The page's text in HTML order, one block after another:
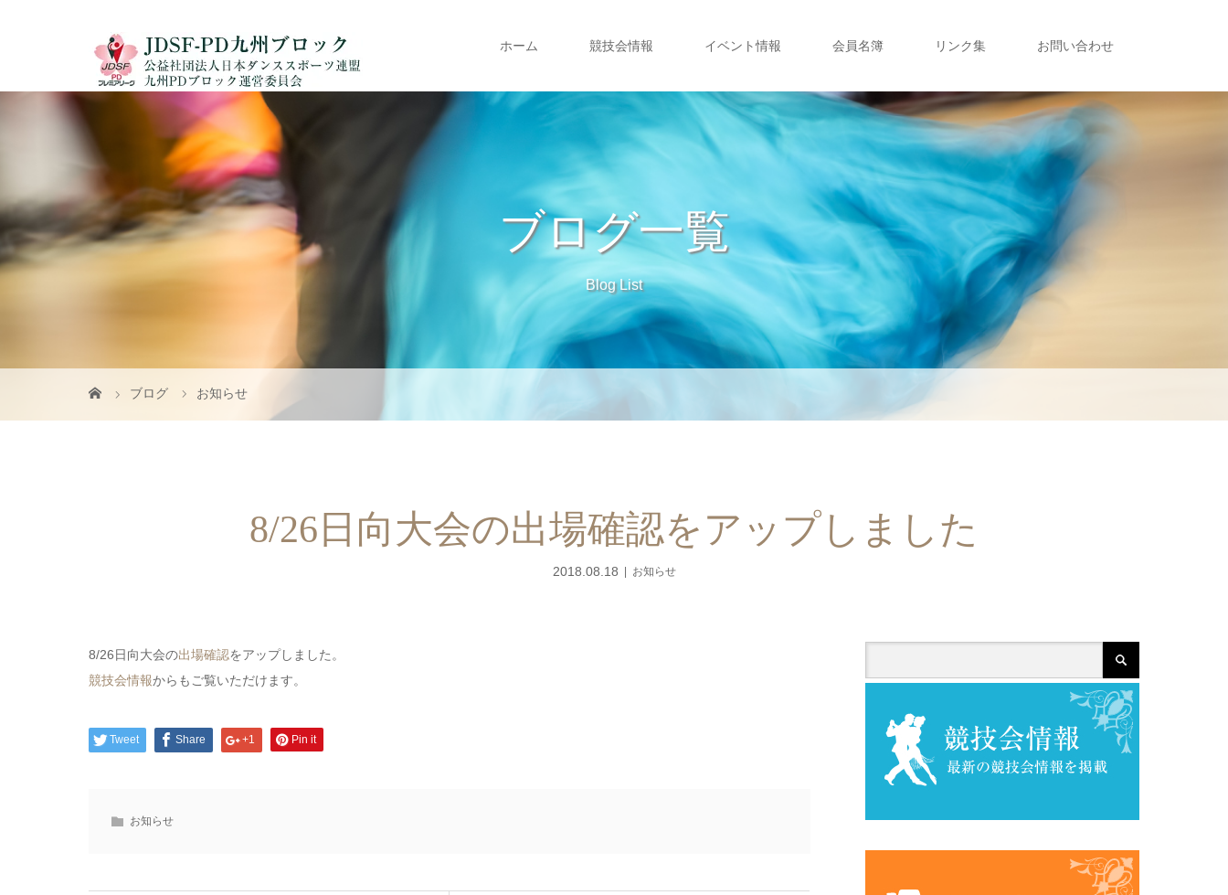
ホーム 競技会情報 イベント情報 会員名簿 リンク集 お問い合わせ
ブログ一覧
Blog List
ブログ お知らせ
8/26日向大会の出場確認をアップしました
2018.08.18 お知らせ
8/26日向大会の出場確認をアップしました。
競技会情報からもご覧いただけます。
Tweet Share +1 Pin it
お知らせ